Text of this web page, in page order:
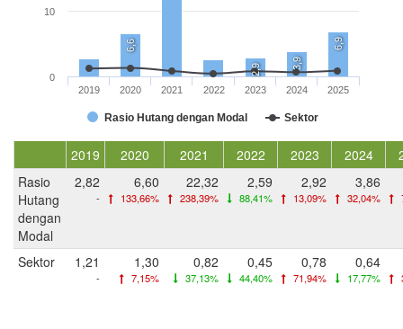
6,6
2,9 3,9
6,9
Rasio Hutang dengan Modal Sektor
2019 2020 2021 2022 2023 2024 2025
0
10
2019 2020 2021 2022 2023 2024
Rasio
Hutang
dengan
Modal
2,82
-
6,60
133,66%
22,32
238,39%
2,59
88,41%
2,92
13,09%
3,86
32,04%
Sektor 1,21
-
1,30
7,15%
0,82
37,13%
0,45
44,40%
0,78
71,94%
0,64
17,77%